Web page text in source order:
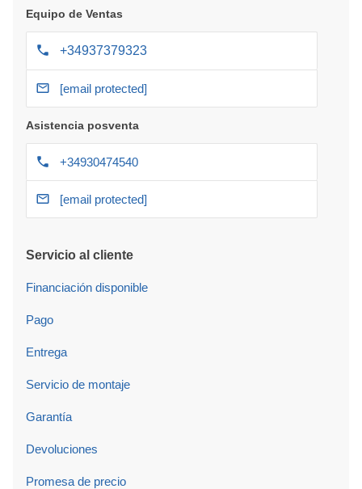
Equipo de Ventas
+34937379323
[email protected]
Asistencia posventa
+34930474540
[email protected]
Servicio al cliente
Financiación disponible
Pago
Entrega
Servicio de montaje
Garantía
Devoluciones
Promesa de precio